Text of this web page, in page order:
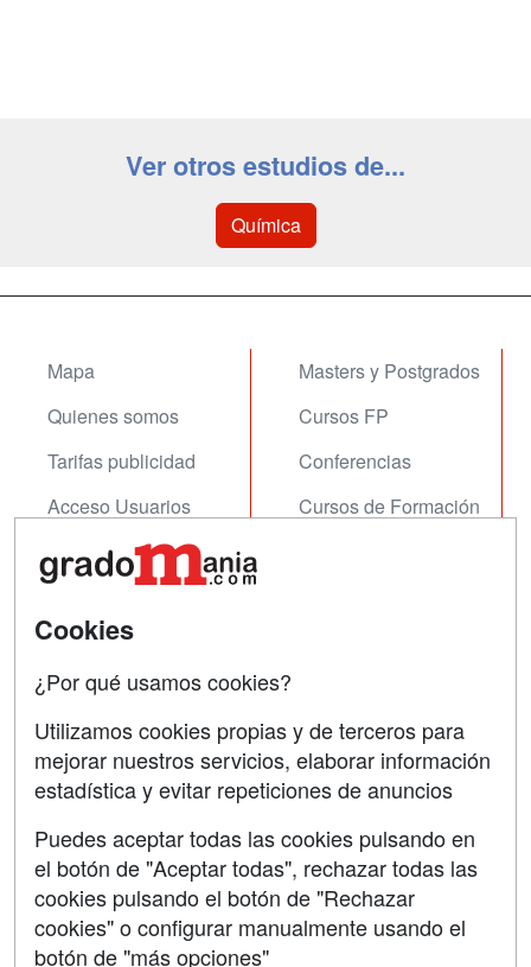
Ver otros estudios de...
Química
Mapa
Quienes somos
Tarifas publicidad
Acceso Usuarios
Acceso Centros
Masters y Postgrados
Cursos FP
Conferencias
Cursos de Formación
Contactar
Copyleft
Grupo formazion:
Cookies
¿Por qué usamos cookies?
Utilizamos cookies propias y de terceros para
mejorar nuestros servicios, elaborar información
estadística y evitar repeticiones de anuncios
Puedes aceptar todas las cookies pulsando en
el botón de "Aceptar todas", rechazar todas las
cookies pulsando el botón de "Rechazar
cookies" o configurar manualmente usando el
botón de "más opciones"